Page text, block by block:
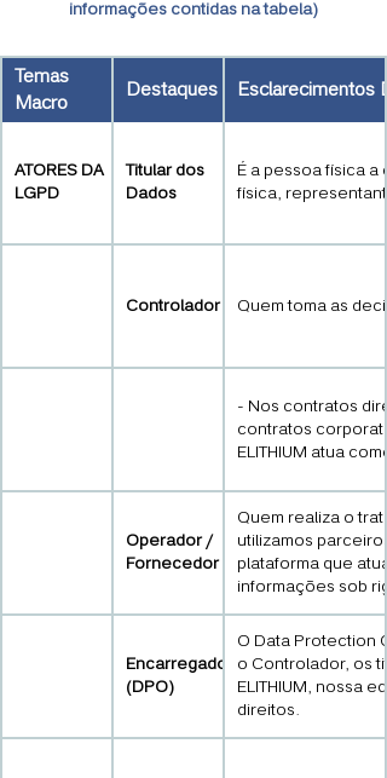
informações contidas na tabela)
Temas
Macro
Destaques Esclarecimentos
ATORES DA
LGPD
Titular dos
Dados
É a pessoa física
física,
Controlador Quem toma as
- Nos contratos
contratos
ELITHIUM atua
Operador /
Fornecedor
Quem realiza o
utilizamos
plataforma que
informações sob
Encarregado
(DPO)
O Data Protection
o Controlador, os
ELITHIUM, nossa
direitos.